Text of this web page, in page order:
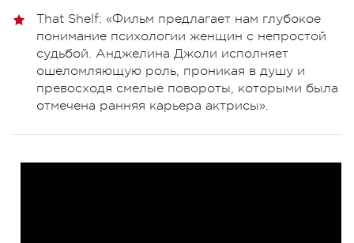
That Shelf: «Фильм предлагает нам глубокое
понимание психологии женщин с непростой
судьбой. Анджелина Джоли исполняет
ошеломляющую роль, проникая в душу и
превосходя смелые повороты, которыми была
отмечена ранняя карьера актрисы».